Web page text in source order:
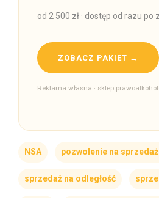
od 2 500 zł · dostęp od razu po
ZOBACZ PAKIET →
Reklama własna ·
NSA pozwolenie na
sprzedaż na odległość